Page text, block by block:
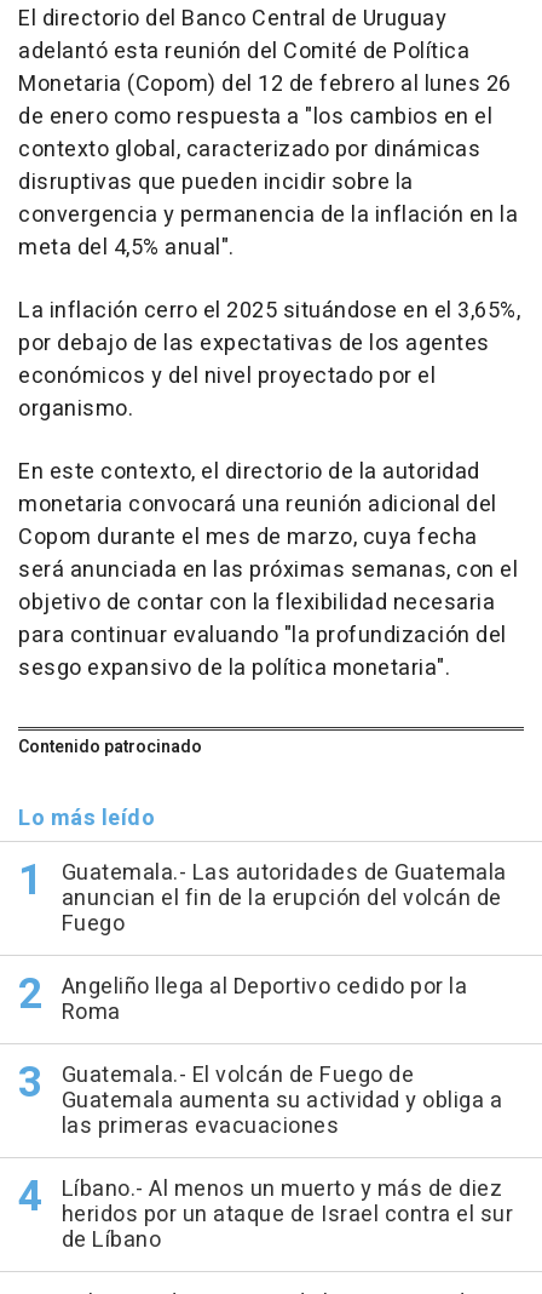
El directorio del Banco Central de Uruguay
adelantó esta reunión del Comité de Política
Monetaria (Copom) del 12 de febrero al lunes 26
de enero como respuesta a "los cambios en el
contexto global, caracterizado por dinámicas
disruptivas que pueden incidir sobre la
convergencia y permanencia de la inflación en la
meta del 4,5% anual".
La inflación cerro el 2025 situándose en el 3,65%,
por debajo de las expectativas de los agentes
económicos y del nivel proyectado por el
organismo.
En este contexto, el directorio de la autoridad
monetaria convocará una reunión adicional del
Copom durante el mes de marzo, cuya fecha
será anunciada en las próximas semanas, con el
objetivo de contar con la flexibilidad necesaria
para continuar evaluando "la profundización del
sesgo expansivo de la política monetaria".
Contenido patrocinado
Lo más leído
Guatemala.- Las autoridades de Guatemala
anuncian el fin de la erupción del volcán de
Fuego
Angeliño llega al Deportivo cedido por la
Roma
Guatemala.- El volcán de Fuego de
Guatemala aumenta su actividad y obliga a
las primeras evacuaciones
Líbano.- Al menos un muerto y más de diez
heridos por un ataque de Israel contra el sur
de Líbano